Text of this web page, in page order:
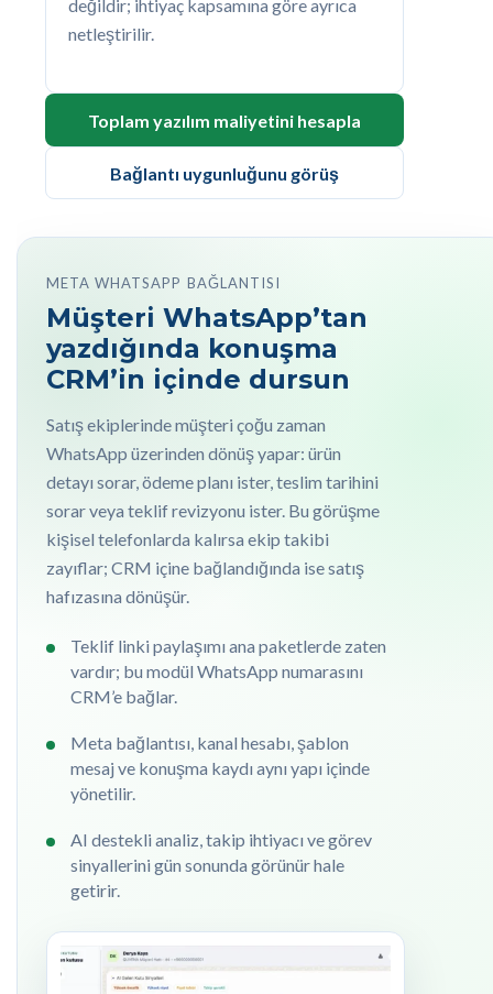
değildir; ihtiyaç kapsamına göre ayrıca
netleştirilir.
Toplam yazılım maliyetini hesapla
Bağlantı uygunluğunu görüş
META WHATSAPP BAĞLANTISI
Müşteri WhatsApp’tan
yazdığında konuşma
CRM’in içinde dursun
Satış ekiplerinde müşteri çoğu zaman
WhatsApp üzerinden dönüş yapar: ürün
detayı sorar, ödeme planı ister, teslim tarihini
sorar veya teklif revizyonu ister. Bu görüşme
kişisel telefonlarda kalırsa ekip takibi
zayıflar; CRM içine bağlandığında ise satış
hafızasına dönüşür.
Teklif linki paylaşımı ana paketlerde zaten
vardır; bu modül WhatsApp numarasını
CRM’e bağlar.
Meta bağlantısı, kanal hesabı, şablon
mesaj ve konuşma kaydı aynı yapı içinde
yönetilir.
AI destekli analiz, takip ihtiyacı ve görev
sinyallerini gün sonunda görünür hale
getirir.